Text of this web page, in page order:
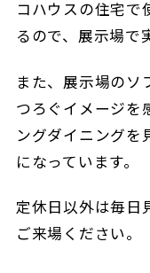
コハウスの住宅で
るので、展示場で
また、展示場のソ
つろぐイメージを
ングダイニングを
になっています。
定休日以外は毎日
ご来場ください。